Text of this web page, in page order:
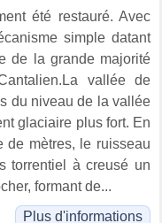
été restauré. Avec
simple datant
de la grande majorité
vallée de
du niveau de la vallée
glaciaire plus fort. En
de mètres, le ruisseau
torrentiel à creusé un
formant de...
Plus d'informations